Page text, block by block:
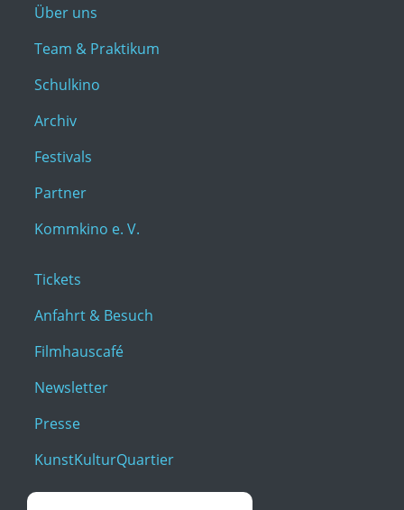
Über uns
Team & Praktikum
Schulkino
Archiv
Festivals
Partner
Kommkino e. V.
Tickets
Anfahrt & Besuch
Filmhauscafé
Newsletter
Presse
KunstKulturQuartier